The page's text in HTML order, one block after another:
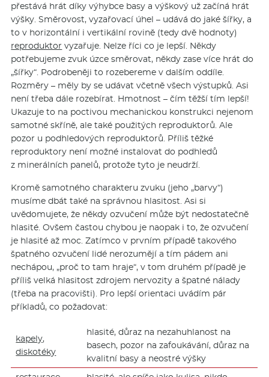
přestává hrát díky výhybce basy a výškový už začíná hrát
výšky. Směrovost, vyzařovací úhel – udává do jaké šířky, a
to v horizontální i vertikální rovině (tedy dvě hodnoty)
reproduktor vyzařuje. Nelze říci co je lepší. Někdy
potřebujeme zvuk úzce směrovat, někdy zase více hrát do
„šířky“. Podrobeněji to rozebereme v dalším oddíle.
Rozměry – měly by se udávat včetně všech výstupků. Asi
není třeba dále rozebírat. Hmotnost – čím těžší tím lepší!
Ukazuje to na poctivou mechanickou konstrukci nejenom
samotné skříně, ale také použitých reproduktorů. Ale
pozor u podhledových reproduktorů. Příliš těžké
reproduktory není možné instalovat do podhledů
z minerálních panelů, protože tyto je neudrží.
Kromě samotného charakteru zvuku (jeho „barvy“)
musíme dbát také na správnou hlasitost. Asi si
uvědomujete, že někdy ozvučení může být nedostatečně
hlasité. Ovšem častou chybou je naopak i to, že ozvučení
je hlasité až moc. Zatímco v prvním případě takového
špatného ozvučení lidé nerozumějí a tím pádem ani
nechápou, „proč to tam hraje“, v tom druhém případě je
příliš velká hlasitost zdrojem nervozity a špatné nálady
(třeba na pracovišti). Pro lepší orientaci uvádím pár
příkladů, co požadovat:
kapely,
diskotéky
hlasité, důraz na nezahuhlanost na
basech, pozor na zafoukávání, důraz na
kvalitní basy a neostré výšky